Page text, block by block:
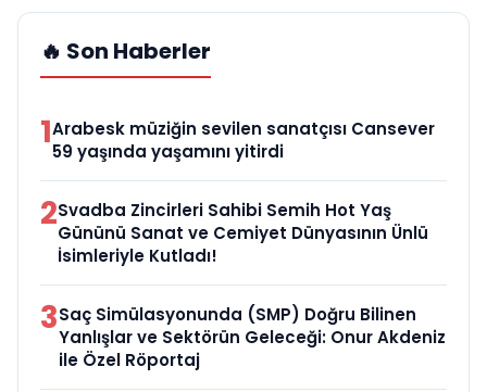
🔥 Son Haberler
1Arabesk müziğin sevilen sanatçısı Cansever
59 yaşında yaşamını yitirdi
2Svadba Zincirleri Sahibi Semih Hot Yaş
Gününü Sanat ve Cemiyet Dünyasının Ünlü
İsimleriyle Kutladı!
3Saç Simülasyonunda (SMP) Doğru Bilinen
Yanlışlar ve Sektörün Geleceği: Onur Akdeniz
ile Özel Röportaj